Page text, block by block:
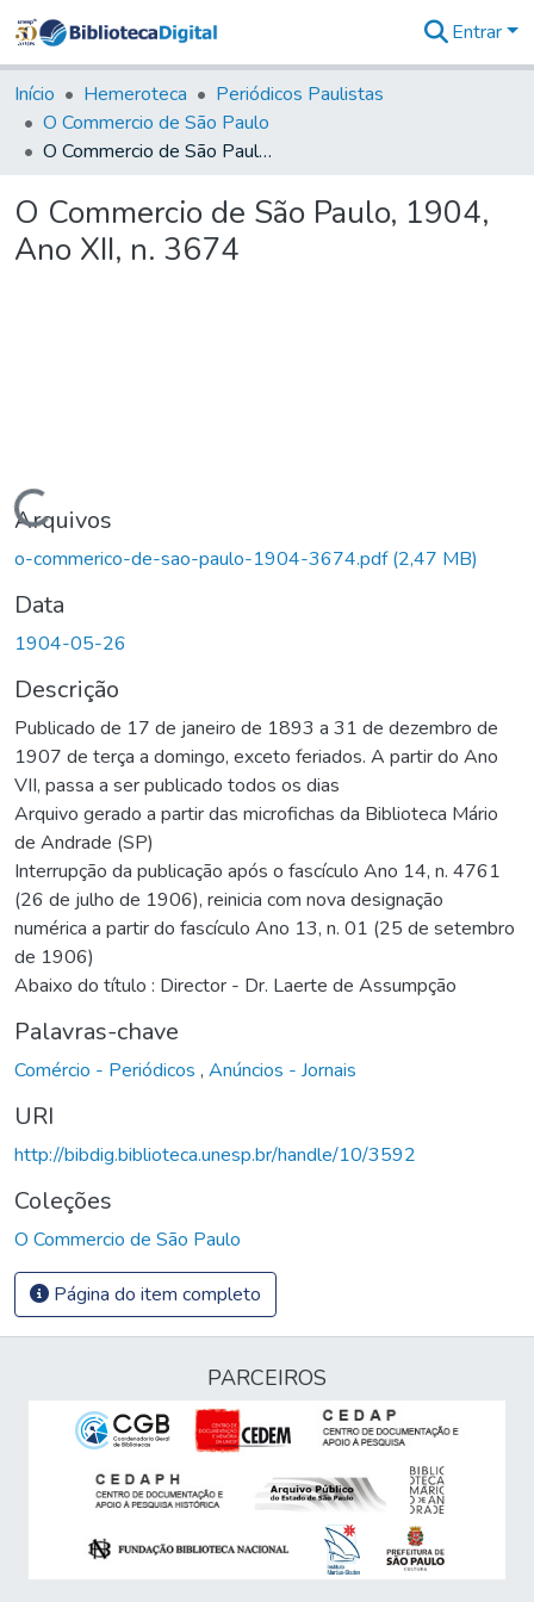
&
Coleções
Tudo na
Biblioteca
Estatísticas
Entrar
Início Hemeroteca
Periódicos Paulistas
O Commercio de São Paulo
O Commercio de São Paulo, 1904, Ano XII, n. 3674
O Commercio de São Paulo, 1904,
Ano XII, n. 3674
Carregando...
Arquivos
o-commerico-de-sao-paulo-1904-3674.pdf(2,47 MB)
Data
1904-05-26
Descrição
Publicado de 17 de janeiro de 1893 a 31 de dezembro de
1907 de terça a domingo, exceto feriados. A partir do Ano
VII, passa a ser publicado todos os dias
Arquivo gerado a partir das microfichas da Biblioteca Mário
de Andrade (SP)
Interrupção da publicação após o fascículo Ano 14, n. 4761
(26 de julho de 1906), reinicia com nova designação
numérica a partir do fascículo Ano 13, n. 01 (25 de setembro
de 1906)
Abaixo do título : Director - Dr. Laerte de Assumpção
Palavras-chave
Comércio - Periódicos , Anúncios - Jornais
URI
http://bibdig.biblioteca.unesp.br/handle/10/3592
Coleções
O Commercio de São Paulo
Página do item completo
PARCEIROS